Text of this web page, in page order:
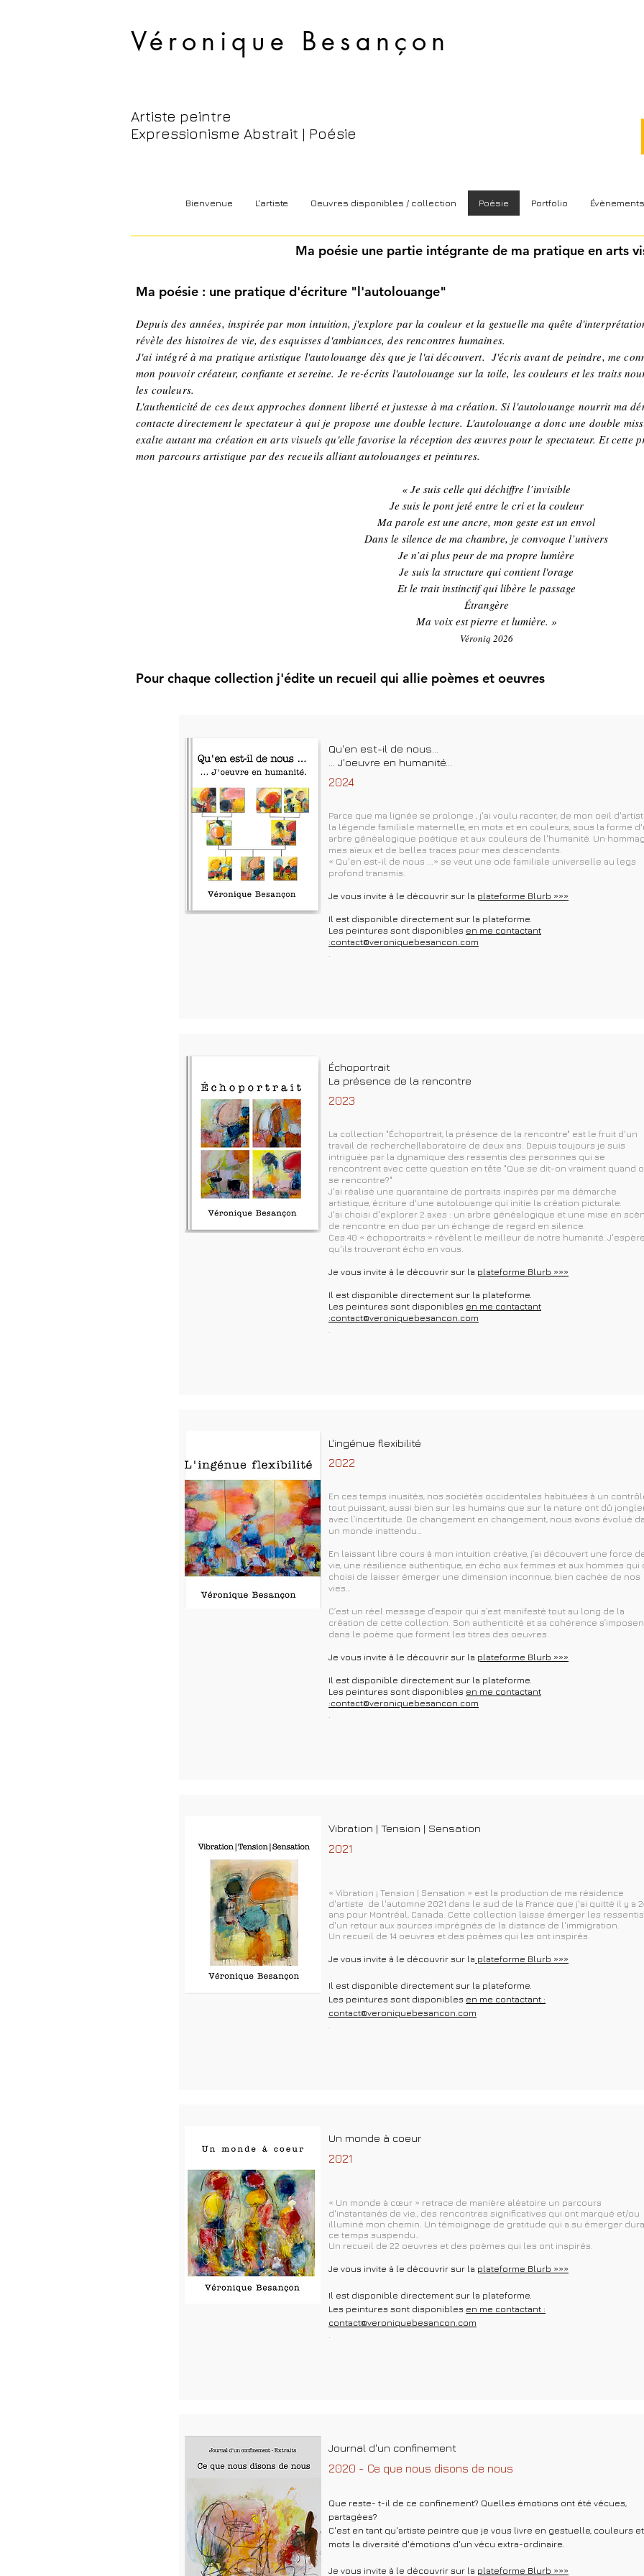
Véronique Besançon​
Artiste peintre
Expressionisme Abstrait | Poésie
Bienvenue L'artiste Oeuvres disponibles / collection Poésie Portfolio Évènements
Ma poésie une partie intégrante de ma pratique en arts
Ma poésie : une pratique d'écriture "l'autolouange"
Depuis des années, inspirée par mon intuition, j'explore par la couleur et la gestuelle ma quête
révèle des histoires de vie, des esquisses d'ambiances, des rencontres humaines.
J'ai intégré à ma pratique artistique l'autolouange dès que je l'ai découvert. J'écris avant de peindre, me
mon pouvoir créateur, confiante et sereine. Je re-écrits l'autolouange sur la toile, les couleurs et les traits
les couleurs.
L'authenticité de ces deux approches donnent liberté et justesse à ma création. Si l'autolouange nourrit ma
contacte directement le spectateur à qui je propose une double lecture. L'autolouange a donc une double
exalte autant ma création en arts visuels qu'elle favorise la réception des œuvres pour le spectateur. Et cette
mon parcours artistique par des recueils alliant autolouanges et peintures.
« Je suis celle qui déchiffre l’invisible
Je suis le pont jeté entre le cri et la couleur
Ma parole est une ancre, mon geste est un envol
Dans le silence de ma chambre, je convoque l’univers
Je n’ai plus peur de ma propre lumière
Je suis la structure qui contient l'orage
Et le trait instinctif qui libère le passage
Étrangère
Ma voix est pierre et lumière. »
Véroniq 2026
Pour chaque collection j'édite un recueil qui allie poèmes et oeuvres
Qu'en est-il de nous...
... J'oeuvre en humanité...
2024
Parce que ma lignée se prolonge , j'ai voulu raconter, de mon oeil
la légende familiale maternelle, en mots et en couleurs, sous la forme
arbre généalogique poétique et aux couleurs de l'humanité. Un
mes aïeux et de belles traces pour mes descendants.
« Qu'en est-il de nous ...» se veut une ode familiale universelle au legs
profond transmis.
Je vous invite à le découvrir sur la plateforme Blurb »»»
Il est disponible directement sur la plateforme.
Les peintures sont disponibles en me contactant
:contact@veroniquebesancon.com
.
Échoportrait
La présence de la rencontre
2023
La collection "Échoportrait, la présence de la rencontre" est le fruit d'un
travail de recherche|laboratoire de deux ans. Depuis toujours je suis
intriguée par la dynamique des ressentis des personnes qui se
rencontrent avec cette question en tête "Que se dit-on vraiment quand
se rencontre?"
J'ai réalisé une quarantaine de portraits inspirés par ma démarche
artistique, écriture d'une autolouange qui initie la création picturale.
J'ai choisi d'explorer 2 axes : un arbre généalogique et une mise en
de rencontre en duo par un échange de regard en silence.
Ces 40 « échoportraits » révèlent le meilleur de notre humanité.
qu'ils trouveront écho en vous.
Je vous invite à le découvrir sur la plateforme Blurb »»»
Il est disponible directement sur la plateforme.
Les peintures sont disponibles en me contactant
:contact@veroniquebesancon.com
.
L'ingénue flexibilité
2022
En ces temps inusités, nos sociétés occidentales habituées à un
tout puissant, aussi bien sur les humains que sur la nature ont dû
avec l’incertitude. De changement en changement, nous avons évolué
un monde inattendu…
En laissant libre cours à mon intuition créative, j’ai découvert une force
vie, une résilience authentique, en écho aux femmes et aux hommes qui
choisi de laisser émerger une dimension inconnue, bien cachée de nos
vies…
C’est un réel message d’espoir qui s’est manifesté tout au long de la
création de cette collection. Son authenticité et sa cohérence
dans le poème que forment les titres des oeuvres.
Je vous invite à le découvrir sur la plateforme Blurb »»»
Il est disponible directement sur la plateforme.
Les peintures sont disponibles en me contactant
:contact@veroniquebesancon.com
.
Vibration | Tension | Sensation
2021
« Vibration ¡ Tension | Sensation » est la production de ma résidence
d'artiste de l'automne 2021 dans le sud de la France que j'ai quitté il y a
ans pour Montréal, Canada. Cette collection laisse émerger les ressentis
d'un retour aux sources imprégnés de la distance de l'immigration.
Un recueil de 14 oeuvres et des poèmes qui les ont inspirés.
Je vous invite à le découvrir sur la plateforme Blurb »»»
Il est disponible directement sur la plateforme.
Les peintures sont disponibles en me contactant :
contact@veroniquebesancon.com
.
Un monde à coeur
2021
« Un monde à cœur » retrace de manière aléatoire un parcours
d'instantanés de vie., des rencontres significatives qui ont marqué et/ou
illuminé mon chemin. Un témoignage de gratitude qui a su émerger
ce temps suspendu..
Un recueil de 22 oeuvres et des poèmes qui les ont inspirés.
Je vous invite à le découvrir sur la plateforme Blurb »»»
Il est disponible directement sur la plateforme.
Les peintures sont disponibles en me contactant :
contact@veroniquebesancon.com
.
Journal d'un confinement
2020 - Ce que nous disons de nous
Que reste- t-il de ce confinement? Quelles émotions ont été vécues,
partagées?
C'est en tant qu'artiste peintre que je vous livre en gestuelle, couleurs et
mots la diversité d'émotions d'un vécu extra-ordinaire.
Je vous invite à le découvrir sur la plateforme Blurb »»»